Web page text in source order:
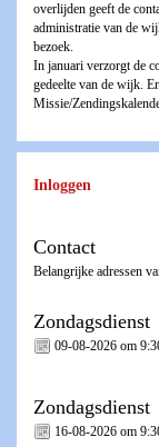
overlijden geeft de
administratie van de
bezoek.
In januari verzorgt de
gedeelte van de wijk.
Missie/
Inloggen
Contact
Belangrijke adressen
Zondagsdienst
09-08-2026 om
Zondagsdienst
16-08-2026 om